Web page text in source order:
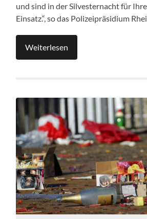
und sind in der Silvesternacht für
Einsatz.“, so das Polizeipräsidium
Weiterlesen